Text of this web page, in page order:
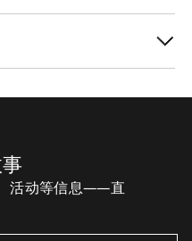
活动等信息——直